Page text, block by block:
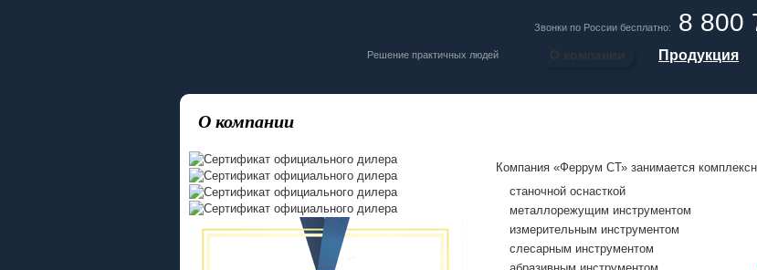
Звонки по России бесплатно: 8 800
Решение практичных людей О компании Продукция
О компании
Компания «Феррум СТ» занимается
станочной оснасткой
металлорежущим инструментом
измерительным инструментом
слесарным инструментом